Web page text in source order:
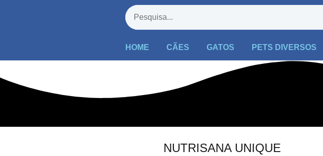
HOME CÃES GATOS PETS DIVERSOS
NUTRISANA UNIQUE